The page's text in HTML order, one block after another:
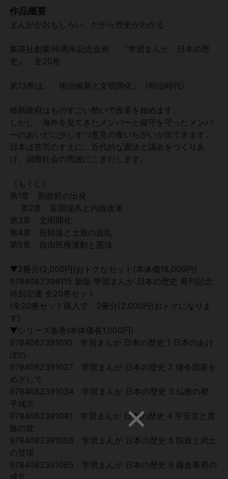
作品概要
まんががおもしろい、だから歴史がわかる
集英社創業90周年記念企画 『学習まんが 日本の歴
史』 全20巻
第13巻は、「明治維新と文明開化」《明治時代》
維新政府はものすごい勢いで改革を始めます。
しかし、海外を見てきたメンバーと留守を守ったメンバ
ーのあいだに少しずつ意見の食いちがいが出てきます。
日本は苦労のすえに、近代的な憲法と議会をつくりあ
げ、国際社会の荒波にこぎだします。
《もくじ》
第1章 新政府の出発
第2章 富国強兵と内政改革
第3章 文明開化
第4章 征韓論と士族の反乱
第5章 自由民権運動と憲法
▼2冊分(2,000円)おトクなセット(本体価18,000円)
9784082399115 新版 学習まんが 日本の歴史 発刊記念
特別定価 全20巻セット
(全20巻セット購入で、2冊分(2,000円)おトクになりま
す)
▼シリーズ各巻(本体価各1,000円)
9784082391010 学習まんが 日本の歴史 1 日本のあけ
ぼの
9784082391027 学習まんが 日本の歴史 2 律令国家を
めざして
9784082391034 学習まんが 日本の歴史 3 仏教の都
平城京
9784082391041 学習まんが 日本の歴史 4 平安京と貴
族の世
9784082391058 学習まんが 日本の歴史 5 院政と武士
の登場
9784082391065 学習まんが 日本の歴史 6 鎌倉幕府の
成立